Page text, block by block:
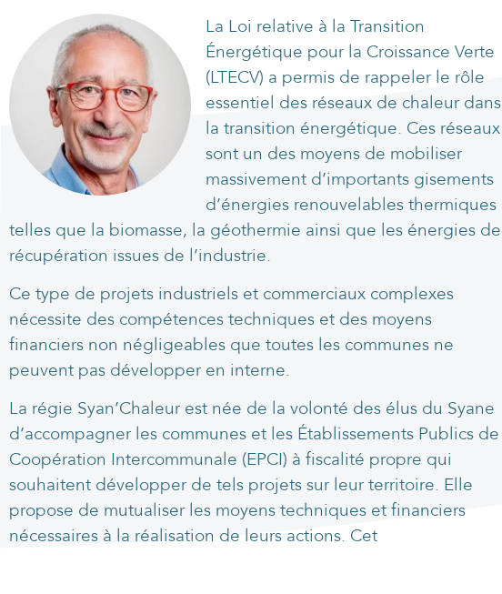
La Loi relative à la Transition
Énergétique pour la Croissance Verte
(LTECV) a permis de rappeler le rôle
essentiel des réseaux de chaleur dans
la transition énergétique. Ces réseaux
sont un des moyens de mobiliser
massivement d’importants gisements
d’énergies renouvelables thermiques
telles que la biomasse, la géothermie ainsi que les énergies de
récupération issues de l’industrie.
Ce type de projets industriels et commerciaux complexes
nécessite des compétences techniques et des moyens
financiers non négligeables que toutes les communes ne
peuvent pas développer en interne.
La régie Syan’Chaleur est née de la volonté des élus du Syane
d’accompagner les communes et les Établissements Publics de
Coopération Intercommunale (EPCI) à fiscalité propre qui
souhaitent développer de tels projets sur leur territoire. Elle
propose de mutualiser les moyens techniques et financiers
nécessaires à la réalisation de leurs actions. Cet